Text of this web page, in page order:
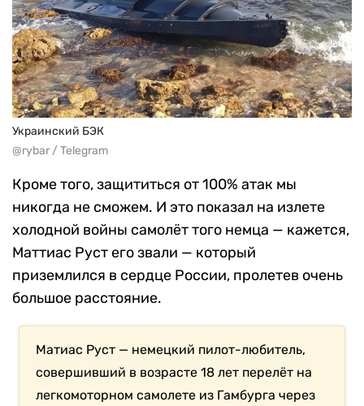
Украинский БЭК
@rybar / Telegram
Кроме того, защититься от 100% атак мы
никогда не сможем. И это показал на излете
холодной войны самолёт того немца — кажется,
Маттиас Руст его звали — который
приземлился в сердце России, пролетев очень
большое расстояние.
Матиас Руст — немецкий пилот-любитель,
совершивший в возрасте 18 лет перелёт на
легкомоторном самолете из Гамбурга через